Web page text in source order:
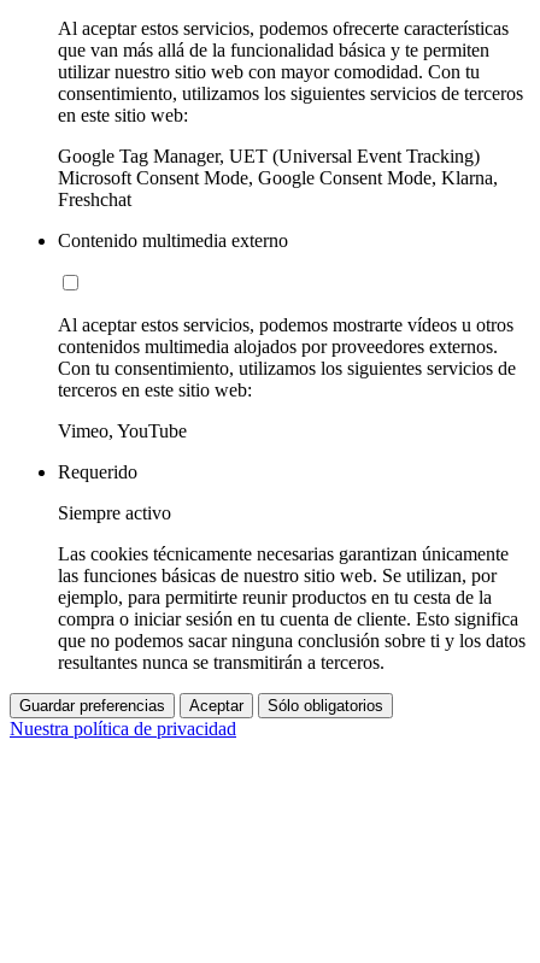
Al aceptar estos servicios, podemos ofrecerte características
que van más allá de la funcionalidad básica y te permiten
utilizar nuestro sitio web con mayor comodidad. Con tu
consentimiento, utilizamos los siguientes servicios de terceros
en este sitio web:
Google Tag Manager, UET (Universal Event Tracking)
Microsoft Consent Mode, Google Consent Mode, Klarna,
Freshchat
Contenido multimedia externo
Al aceptar estos servicios, podemos mostrarte vídeos u otros
contenidos multimedia alojados por proveedores externos.
Con tu consentimiento, utilizamos los siguientes servicios de
terceros en este sitio web:
Vimeo, YouTube
Requerido
Siempre activo
Las cookies técnicamente necesarias garantizan únicamente
las funciones básicas de nuestro sitio web. Se utilizan, por
ejemplo, para permitirte reunir productos en tu cesta de la
compra o iniciar sesión en tu cuenta de cliente. Esto significa
que no podemos sacar ninguna conclusión sobre ti y los datos
resultantes nunca se transmitirán a terceros.
Guardar preferencias Aceptar Sólo obligatorios
Nuestra política de privacidad